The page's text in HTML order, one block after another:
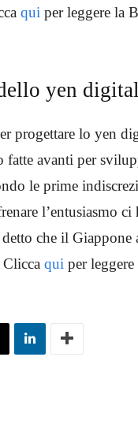
qui per leggere la
yen
progettare lo yen
fatte avanti per
le prime
l’entusiasmo ci
che il Giappone
qui per